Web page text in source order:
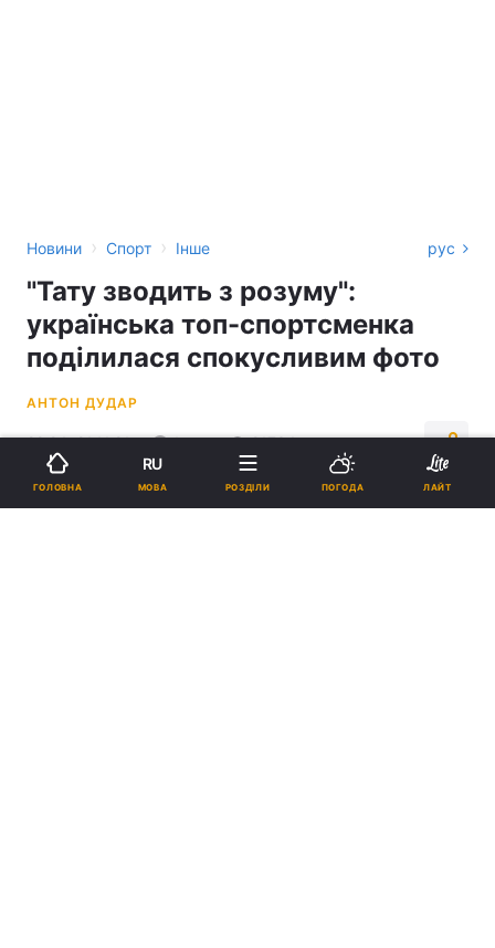
Новини › Спорт › Інше рус
"Тату зводить з розуму":
українська топ-спортсменка
поділилася спокусливим фото
АНТОН ДУДАР
22:24, 21.11.21 1 хв. 21734
Підпишіться на нас в Google
ГОЛОВНА
RU
МОВА РОЗДІЛИ ПОГОДА ЛАЙТ